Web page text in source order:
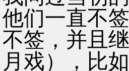
他们一直不
不签，并且
月戏），比